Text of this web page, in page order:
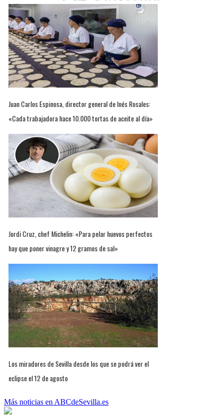
Juan Carlos Espinosa, director general de Inés Rosales:
«Cada trabajadora hace 10.000 tortas de aceite al día»
Jordi Cruz, chef Michelin: «Para pelar huevos perfectos
hay que poner vinagre y 12 gramos de sal»
Los miradores de Sevilla desde los que se podrá ver el
eclipse el 12 de agosto
Más noticias en ABCdeSevilla.es